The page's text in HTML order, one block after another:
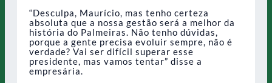
“Desculpa, Maurício, mas tenho certeza
absoluta que a nossa gestão será a melhor da
história do Palmeiras. Não tenho dúvidas,
porque a gente precisa evoluir sempre, não é
verdade? Vai ser difícil superar esse
presidente, mas vamos tentar” disse a
empresária.